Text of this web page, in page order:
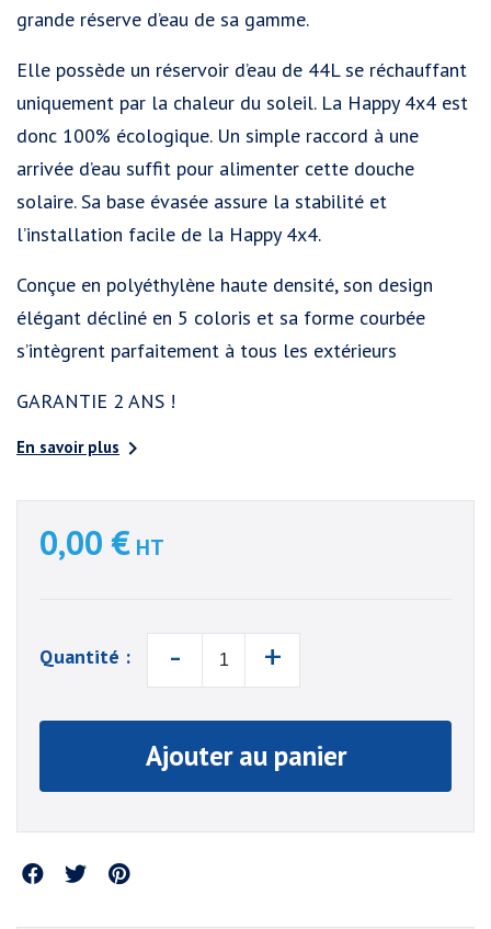
grande réserve d’eau de sa gamme.
Elle possède un réservoir d’eau de 44L se réchauffant
uniquement par la chaleur du soleil. La Happy 4x4 est
donc 100% écologique. Un simple raccord à une
arrivée d’eau suffit pour alimenter cette douche
solaire. Sa base évasée assure la stabilité et
l’installation facile de la Happy 4x4.
Conçue en polyéthylène haute densité, son design
élégant décliné en 5 coloris et sa forme courbée
s’intègrent parfaitement à tous les extérieurs
GARANTIE 2 ANS !
En savoir plus 
0,00 € HT
Quantité : - +
Ajouter au panier
Partager